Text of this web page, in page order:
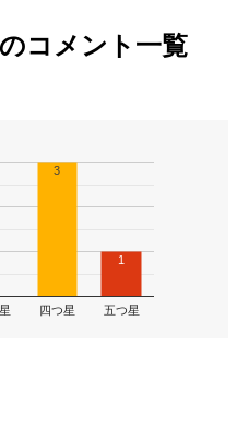
コメント一覧
四つ星 五つ星
3
1